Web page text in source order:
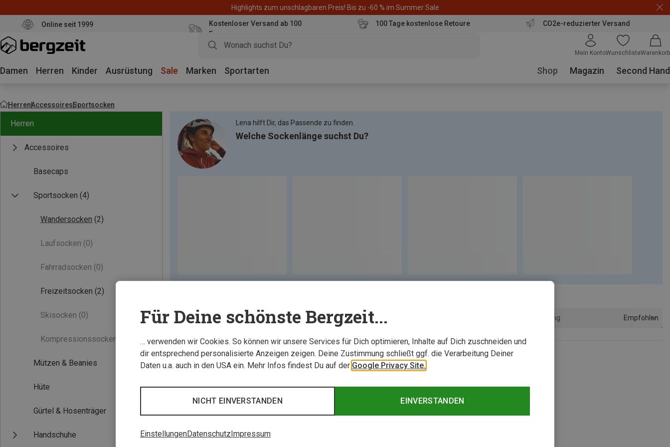
Highlights zum unschlagbaren Preis! Bis zu -60 % im Summer Sale
Online seit 1999
Kostenloser Versand ab 100
Euro
100 Tage kostenlose Retoure CO2e-reduzierter Versand
Mein KontoWunschlisteWarenkorb
Damen Herren Kinder Ausrüstung Sale Marken Sportarten Shop Magazin Second Hand
HerrenAccessoiresSportsocken
Herren
Accessoires
Basecaps
Sportsocken (4)
Wandersocken (2)
Laufsocken (0)
Fahrradsocken (0)
Freizeitsocken (2)
Skisocken (0)
Kompressionssocken
Mützen & Beanies
Hüte
Gürtel & Hosenträger
Handschuhe
Lena hilft Dir, das Passende zu finden.
Welche Sockenlänge suchst Du?
Sortierung Empfohlen
Für Deine schönste Bergzeit...
… verwenden wir Cookies. So können wir unsere Services für Dich optimieren, Inhalte auf Dich zuschneiden und
dir entsprechend personalisierte Anzeigen zeigen. Deine Zustimmung schließt ggf. die Verarbeitung Deiner
Daten u.a. auch in den USA ein. Mehr Infos findest Du auf der Google Privacy Site.
EINVERSTANDEN
NICHT EINVERSTANDEN
EinstellungenDatenschutzImpressum